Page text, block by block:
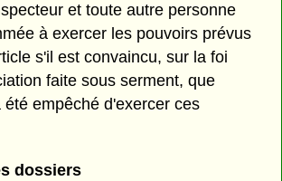
et toute autre personne
à exercer les pouvoirs prévus
s'il est convaincu, sur la foi
faite sous serment, que
été empêché d'exercer ces
dossiers